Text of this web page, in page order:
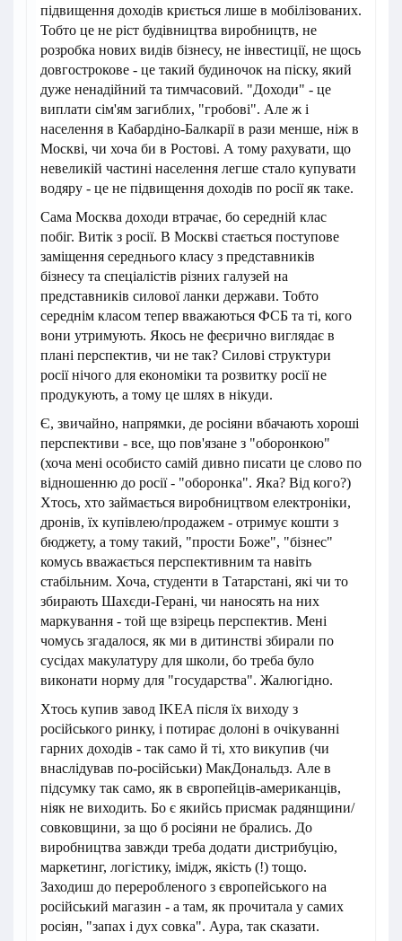
підвищення доходів криється лише в мобілізованих.
Тобто це не ріст будівництва виробництв, не
розробка нових видів бізнесу, не інвестиції, не щось
довгострокове - це такий будиночок на піску, який
дуже ненадійний та тимчасовий. "Доходи" - це
виплати сім'ям загиблих, "гробові". Але ж і
населення в Кабардіно-Балкарії в рази менше, ніж в
Москві, чи хоча би в Ростові. А тому рахувати, що
невеликій частині населення легше стало купувати
водяру - це не підвищення доходів по росії як таке.
Сама Москва доходи втрачає, бо середній клас
побіг. Витік з росії. В Москві стається поступове
заміщення середнього класу з представників
бізнесу та спеціалістів різних галузей на
представників силової ланки держави. Тобто
середнім класом тепер вважаються ФСБ та ті, кого
вони утримують. Якось не феєрично виглядає в
плані перспектив, чи не так? Силові структури
росії нічого для економіки та розвитку росії не
продукують, а тому це шлях в нікуди.
Є, звичайно, напрямки, де росіяни вбачають хороші
перспективи - все, що пов'язане з "оборонкою"
(хоча мені особисто самій дивно писати це слово по
відношенню до росії - "оборонка". Яка? Від кого?)
Хтось, хто займається виробництвом електроніки,
дронів, їх купівлею/продажем - отримує кошти з
бюджету, а тому такий, "прости Боже", "бізнес"
комусь вважається перспективним та навіть
стабільним. Хоча, студенти в Татарстані, які чи то
збирають Шахєди-Герані, чи наносять на них
маркування - той ще взірець перспектив. Мені
чомусь згадалося, як ми в дитинстві збирали по
сусідах макулатуру для школи, бо треба було
виконати норму для "государства". Жалюгідно.
Хтось купив завод IKEA після їх виходу з
російського ринку, і потирає долоні в очікуванні
гарних доходів - так само й ті, хто викупив (чи
внаслідував по-російськи) МакДональдз. Але в
підсумку так само, як в європейців-американців,
ніяк не виходить. Бо є якийсь присмак радянщини/
совковщини, за що б росіяни не брались. До
виробництва завжди треба додати дистрибуцію,
маркетинг, логістику, імідж, якість (!) тощо.
Заходиш до переробленого з європейського на
російський магазин - а там, як прочитала у самих
росіян, "запах і дух совка". Аура, так сказати.